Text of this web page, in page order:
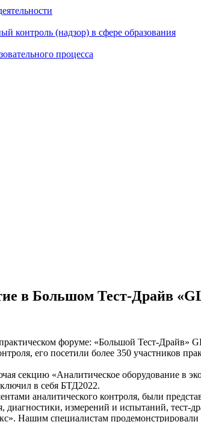
контроль (надзор) в сфере образования
процесса
в Большом Тест-Драйв
форуме: «Большой Тест-Драйв»
его посетили более 350 участников
секцию «Аналитическое оборудование в
в себя БТД2022.
аналитического контроля, были
измерений и испытаний, тест-
Нашим специалистам